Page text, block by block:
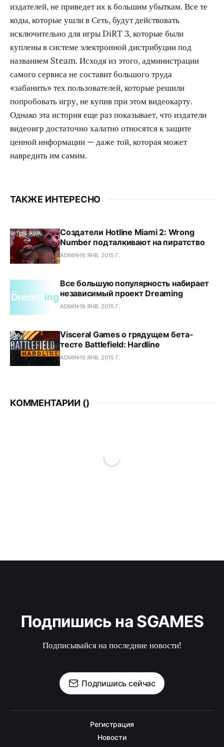
издателей, не приведет их к большим убыткам. Все те
коды, которые ушли в Сеть, будут действовать
исключительно для игры DiRT 3, которые были
куплены в системе электронной дистрибуции под
названием Steam. Исходя из этого, администрации
самого сервиса не составит большого труда
«забанить» тех пользователей, которые решили
попробовать игру, не купив при этом видеокарту.
Однако эта история еще раз показывает, что издатели
видеоигр достаточно халатно относятся к защите
ценной информации — даже той, которая может
навредить им самим.
ТАКЖЕ ИНТЕРЕСНО
Создатели Hotline Miami 2: Wrong
Number подталкивают на пиратство
ADMIN16 ЯНВ. 2015 Г.
Все большую популярность набирает
независимый проект Dreaming
ADMIN16 ЯНВ. 2015 Г.
Visceral Games о грядущем бета-
тесте Battlefield: Hardline
ADMIN15 ЯНВ. 2015 Г.
КОММЕНТАРИИ ()
Подпишись на SGAMES
Подписывайся на последние новости!
Подпишись сейчас
Регистрация
Новости